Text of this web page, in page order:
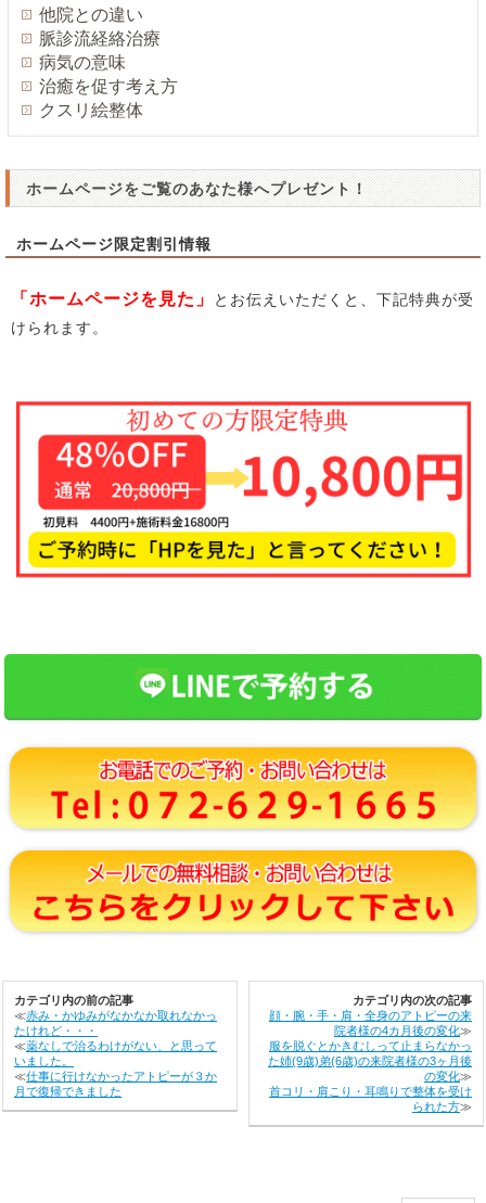
他院との違い
脈診流経絡治療
病気の意味
治癒を促す考え方
クスリ絵整体
ホームページをご覧のあなた様へプレゼント！
ホームページ限定割引情報
「ホームページを見た」
とお伝えいただくと、下記特典が受
けられます。
カテゴリ内の前の記事
≪赤み・かゆみがなかなか取れなかっ
たけれど・・・
≪薬なしで治るわけがない、と思って
いました。
≪仕事に行けなかったアトピーが３か
月で復帰できました
カテゴリ内の次の記事
顔・腕・手・肩・全身のアトピーの来
院者様の4カ月後の変化≫
服を脱ぐとかきむしって止まらなかっ
た姉(9歳)弟(6歳)の来院者様の3ヶ月後
の変化≫
首コリ・肩こり・耳鳴りで整体を受け
られた方≫